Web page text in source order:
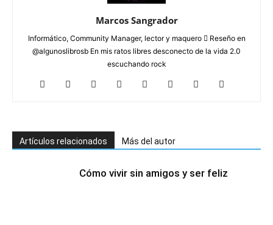
Marcos Sangrador
Informático, Community Manager, lector y maquero  Reseño en
@algunoslibrosb En mis ratos libres desconecto de la vida 2.0
escuchando rock
Artículos relacionados Más del autor
Cómo vivir sin amigos y ser feliz